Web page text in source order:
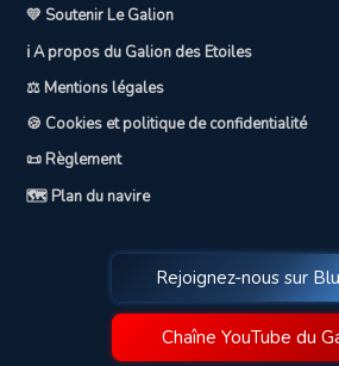
💛 Soutenir Le Galion
ℹ️ A propos du Galion des Etoiles
⚖️ Mentions légales
🍪 Cookies et politique de confidentialité
📜 Règlement
🗺️ Plan du navire
Rejoignez-nous sur
Chaîne YouTube du